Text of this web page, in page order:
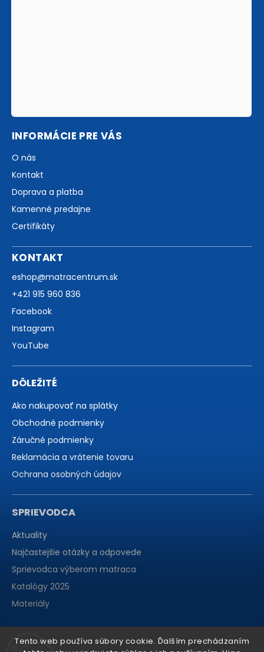
Tento web používa súbory cookie. Ďalším prechádzaním
INFORMÁCIE PRE VÁS
O nás
Kontakt
Doprava a platba
Kamenné predajne
Certifikáty
KONTAKT
eshop@matracentrum.sk
+421 915 960 836
Facebook
Instagram
YouTube
DÔLEŽITÉ
Ako nakupovať na splátky
Obchodné podmienky
Záručné podmienky
Reklamácia a vrátenie tovaru
Ochrana osobných údajov
SPRIEVODCA
Aktuality
Najčastejšie otázky a odpovede
Sprievodca výberom matraca
Katalógy 2025
Materiály